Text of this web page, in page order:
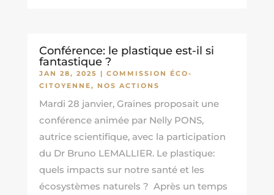
Conférence: le plastique est-il si
fantastique ?
JAN 28, 2025 | COMMISSION ÉCO-
CITOYENNE, NOS ACTIONS
Mardi 28 janvier, Graines proposait une
conférence animée par Nelly PONS,
autrice scientifique, avec la participation
du Dr Bruno LEMALLIER. Le plastique:
quels impacts sur notre santé et les
écosystèmes naturels ? Après un temps